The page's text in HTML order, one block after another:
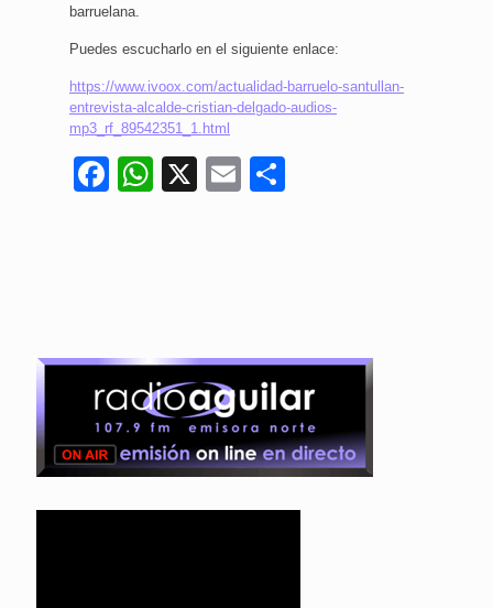
barruelana.
Puedes escucharlo en el siguiente enlace:
https://www.ivoox.com/actualidad-barruelo-santullan-
entrevista-alcalde-cristian-delgado-audios-
mp3_rf_89542351_1.html
Facebook
WhatsApp
X Email